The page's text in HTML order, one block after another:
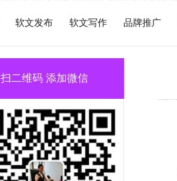
软文发布 软文写作 品牌推广
扫二维码 添加微信